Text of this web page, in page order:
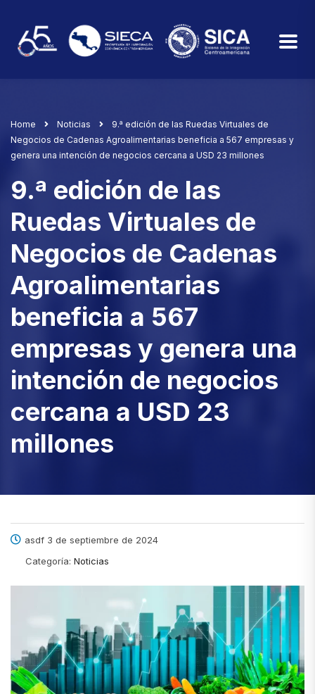
Home Noticias
9.ª edición de las Ruedas Virtuales de
Negocios de Cadenas Agroalimentarias beneficia a 567 empresas y
genera una intención de negocios cercana a USD 23 millones
9.ª edición de las
Ruedas Virtuales de
Negocios de Cadenas
Agroalimentarias
beneficia a 567
empresas y genera una
intención de negocios
cercana a USD 23
millones
asdf 3 de septiembre de 2024
Categoría: Noticias